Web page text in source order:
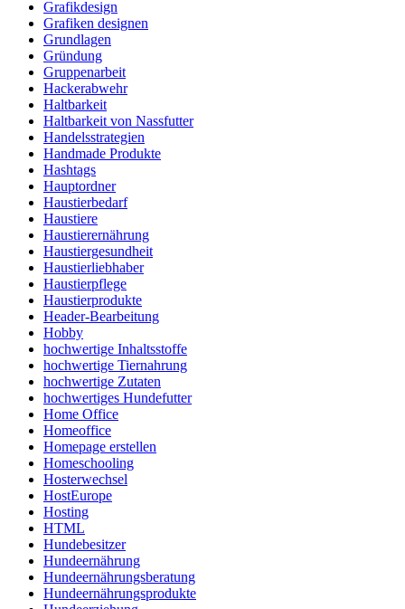
Grafikdesign
Grafiken designen
Grundlagen
Gründung
Gruppenarbeit
Hackerabwehr
Haltbarkeit
Haltbarkeit von Nassfutter
Handelsstrategien
Handmade Produkte
Hashtags
Hauptordner
Haustierbedarf
Haustiere
Haustierernährung
Haustiergesundheit
Haustierliebhaber
Haustierpflege
Haustierprodukte
Header-Bearbeitung
Hobby
hochwertige Inhaltsstoffe
hochwertige Tiernahrung
hochwertige Zutaten
hochwertiges Hundefutter
Home Office
Homeoffice
Homepage erstellen
Homeschooling
Hosterwechsel
HostEurope
Hosting
HTML
Hundebesitzer
Hundeernährung
Hundeernährungsberatung
Hundeernährungsprodukte